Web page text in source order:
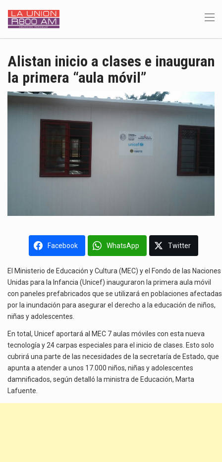
Alistan inicio a clases e inauguran
la primera “aula móvil”
Facebook WhatsApp Twitter
El Ministerio de Educación y Cultura (MEC) y el Fondo de las Naciones
Unidas para la Infancia (Unicef) inauguraron la primera aula móvil
con paneles prefabricados que se utilizará en poblaciones afectadas
por la inundación para asegurar el derecho a la educación de niños,
niñas y adolescentes.
En total, Unicef aportará al MEC 7 aulas móviles con esta nueva
tecnología y 24 carpas especiales para el inicio de clases. Esto solo
cubrirá una parte de las necesidades de la secretaría de Estado, que
apunta a atender a unos 17.000 niños, niñas y adolescentes
damnificados, según detalló la ministra de Educación, Marta
Lafuente.